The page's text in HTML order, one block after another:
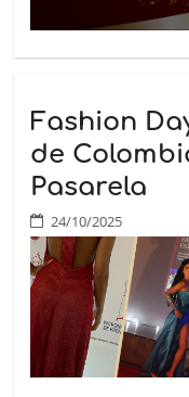
Fashion
de
Pasarela
24/10/2025